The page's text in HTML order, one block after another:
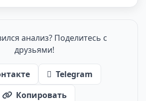
анализ? Поделитесь с
друзьями!
Telegram
Копировать